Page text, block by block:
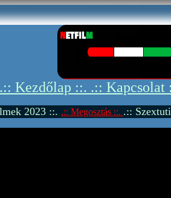
.:: Kezdőlap ::. .:: Kapcsolat
2023 ::. .:: Megosztás ::. .::